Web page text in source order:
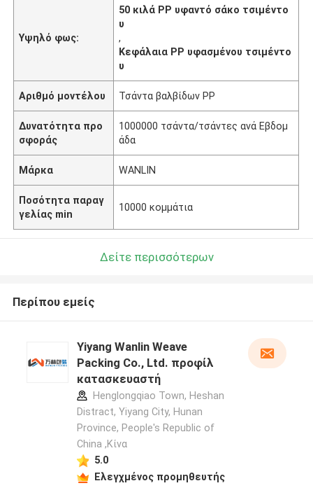
Υψηλό φως:
50 κιλά PP υφαντό σάκο τσιμέντο
υ
,
Κεφάλαια PP υφασμένου τσιμέντο
υ
Αριθμό μοντέλου Τσάντα βαλβίδων PP
Δυνατότητα προ
σφοράς
1000000 τσάντα/τσάντες ανά Εβδομ
άδα
Μάρκα WANLIN
Ποσότητα παραγ
γελίας min
10000 κομμάτια
Δείτε περισσότερων
Περίπου εμείς
Yiyang Wanlin Weave
Packing Co., Ltd. προφίλ
κατασκευαστή
Henglongqiao Town, Heshan
Distract, Yiyang City, Hunan
Province, People's Republic of
China ,Κίνα
5.0
Ελεγχμένος προμηθευτής